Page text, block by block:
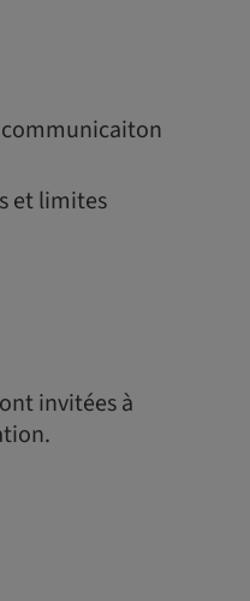
et limites
invitées à